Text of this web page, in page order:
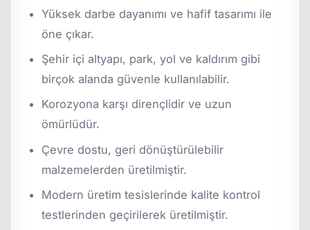
Yüksek darbe dayanımı ve hafif tasarımı ile
öne çıkar.
Şehir içi altyapı, park, yol ve kaldırım gibi
birçok alanda güvenle kullanılabilir.
Korozyona karşı dirençlidir ve uzun
ömürlüdür.
Çevre dostu, geri dönüştürülebilir
malzemelerden üretilmiştir.
Modern üretim tesislerinde kalite kontrol
testlerinden geçirilerek üretilmiştir.